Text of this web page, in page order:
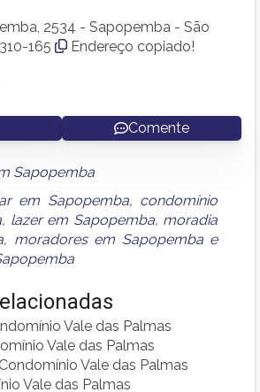
2534 - Sapopemba - São
165
Endereço copiado!
Comente
Sapopemba
em Sapopemba, condomínio
, lazer em Sapopemba, moradia
, moradores em Sapopembae
Vale das Palmas
Vale das Palmas
Vale das Palmas
Vale das Palmas